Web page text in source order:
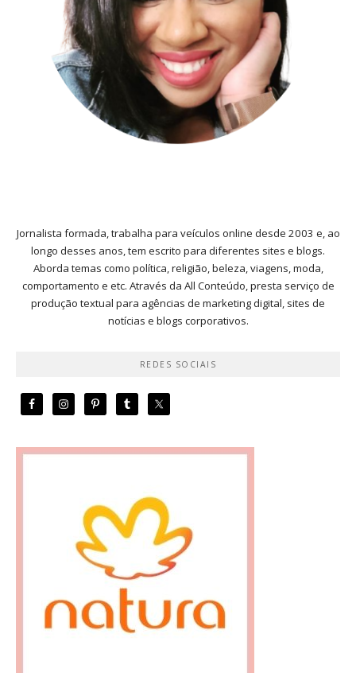
Jornalista formada, trabalha para veículos online desde 2003 e, ao
longo desses anos, tem escrito para diferentes sites e blogs.
Aborda temas como política, religião, beleza, viagens, moda,
comportamento e etc. Através da All Conteúdo, presta serviço de
produção textual para agências de marketing digital, sites de
notícias e blogs corporativos.
REDES SOCIAIS